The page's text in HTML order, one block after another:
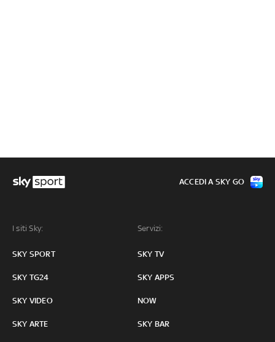
I siti Sky:
SKY SPORT
SKY TG24
SKY VIDEO
SKY ARTE
Servizi:
SKY TV
SKY APPS
NOW
SKY BAR
ACCEDI A SKY GO